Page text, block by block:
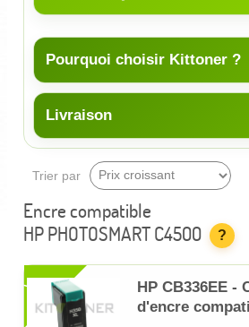
Pourquoi choisir Kittoner ?
Livraison
Trier par
Encre compatible
HP PHOTOSMART C4500
?
XL
HP CB336EE -
d'encre